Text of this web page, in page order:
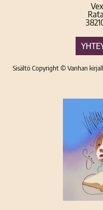
Sisältö Copyright © Vanhan